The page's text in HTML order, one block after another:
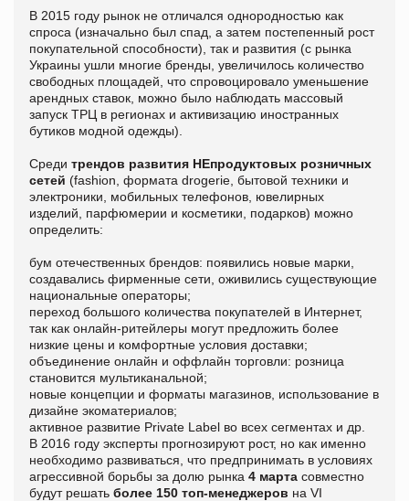
В 2015 году рынок не отличался однородностью как
спроса (изначально был спад, а затем постепенный рост
покупательной способности), так и развития (с рынка
Украины ушли многие бренды, увеличилось количество
свободных площадей, что спровоцировало уменьшение
арендных ставок, можно было наблюдать массовый
запуск ТРЦ в регионах и активизацию иностранных
бутиков модной одежды).
Среди трендов развития НЕпродуктовых розничных
сетей (fashion, формата drogerie, бытовой техники и
электроники, мобильных телефонов, ювелирных
изделий, парфюмерии и косметики, подарков) можно
определить:
бум отечественных брендов: появились новые марки,
создавались фирменные сети, оживились существующие
национальные операторы;
переход большого количества покупателей в Интернет,
так как онлайн-ритейлеры могут предложить более
низкие цены и комфортные условия доставки;
объединение онлайн и оффлайн торговли: розница
становится мультиканальной;
новые концепции и форматы магазинов, использование в
дизайне экоматериалов;
активное развитие Private Label во всех сегментах и др.
В 2016 году эксперты прогнозируют рост, но как именно
необходимо развиваться, что предпринимать в условиях
агрессивной борьбы за долю рынка 4 марта совместно
будут решать более 150 топ-менеджеров на VI